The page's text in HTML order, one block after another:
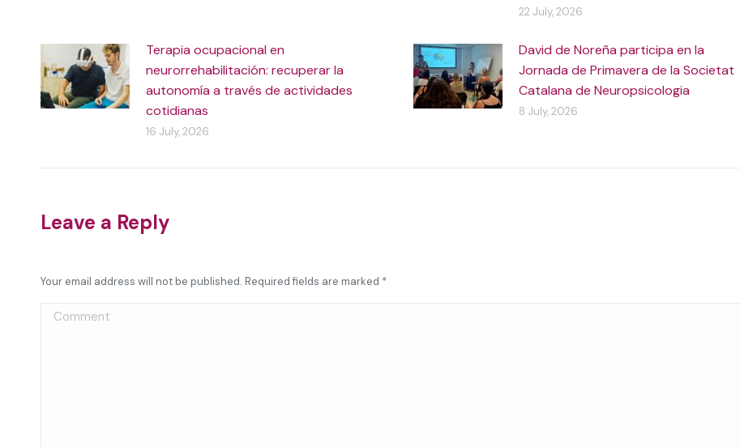
22 July, 2026
Terapia ocupacional en
neurorrehabilitación: recuperar la
autonomía a través de actividades
cotidianas
16 July, 2026
David de Noreña participa en la
Jornada de Primavera de la Societat
Catalana de Neuropsicologia
8 July, 2026
Leave a Reply
Your email address will not be published. Required fields are marked *
Comment